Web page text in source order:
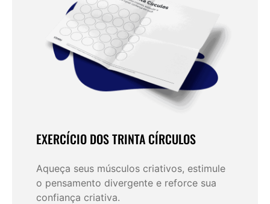
EXERCÍCIO DOS TRINTA CÍRCULOS
Aqueça seus músculos criativos, estimule
o pensamento divergente e reforce sua
confiança criativa.